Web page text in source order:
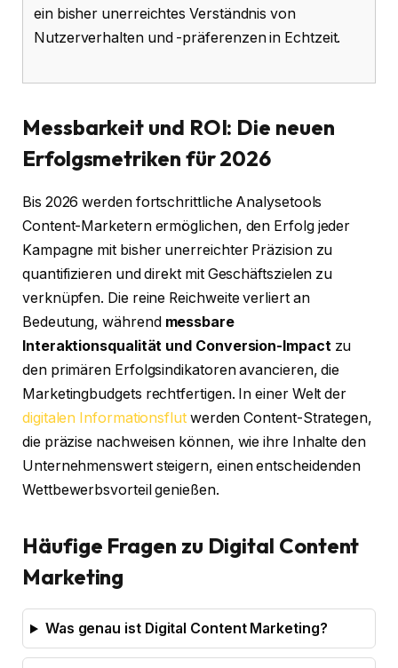
ein bisher unerreichtes Verständnis von
Nutzerverhalten und -präferenzen in Echtzeit.
Messbarkeit und ROI: Die neuen
Erfolgsmetriken für 2026
Bis 2026 werden fortschrittliche Analysetools
Content-Marketern ermöglichen, den Erfolg jeder
Kampagne mit bisher unerreichter Präzision zu
quantifizieren und direkt mit Geschäftszielen zu
verknüpfen. Die reine Reichweite verliert an
Bedeutung, während messbare
Interaktionsqualität und Conversion-Impactzu
den primären Erfolgsindikatoren avancieren, die
Marketingbudgets rechtfertigen. In einer Welt der
digitalen Informationsflutwerden Content-Strategen,
die präzise nachweisen können, wie ihre Inhalte den
Unternehmenswert steigern, einen entscheidenden
Wettbewerbsvorteil genießen.
Häufige Fragen zu Digital Content
Marketing
Was genau ist Digital Content Marketing?